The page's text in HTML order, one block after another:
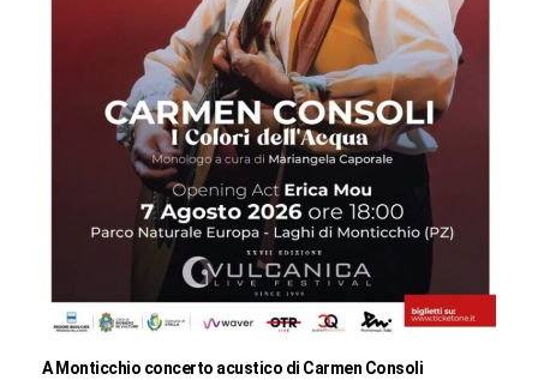
A Monticchio concerto acustico di Carmen Consoli